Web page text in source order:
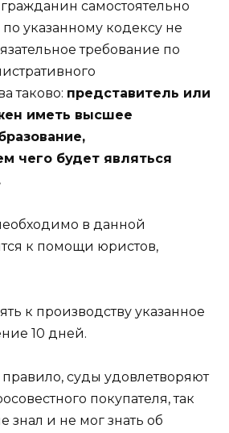
гражданин самостоятельно
по указанному кодексу не
требование по
таково: представитель или
иметь высшее
чего будет являться
в данной
к помощи юристов,
к производству указанное
10 дней.
правило, суды удовлетворяют
покупателя, так
знал и не мог знать об